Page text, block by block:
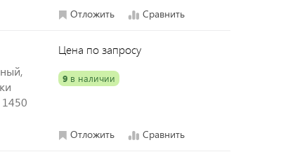
Отложить Сравнить
Цена по запросу
9 в наличии
Отложить Сравнить